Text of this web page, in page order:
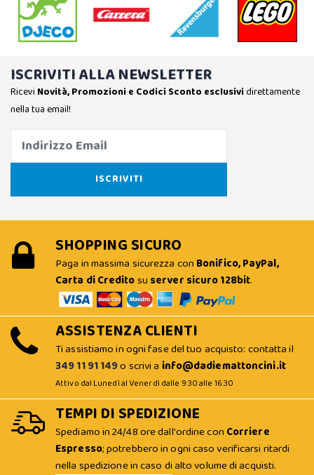
ISCRIVITI ALLA NEWSLETTER
Ricevi Novità, Promozioni e Codici Sconto esclusividirettamente
nella tua email!
SHOPPING SICURO
Paga in massima sicurezza con Bonifico, PayPal,
Carta di Creditosu server sicuro 128bit.
ASSISTENZA CLIENTI
Ti assistiamo in ogni fase del tuo acquisto: contatta il
349 11 91 149o scrivi a info@dadiemattoncini.it
Attivo dal Lunedì al Venerdì dalle 9:30 alle 16:30
TEMPI DI SPEDIZIONE
Spediamo in 24/48 ore dall'ordine con Corriere
Espresso; potrebbero in ogni caso verificarsi ritardi
nella spedizione in caso di alto volume di acquisti.